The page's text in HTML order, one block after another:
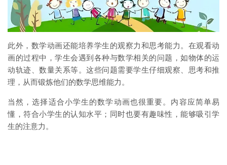
此外，数学动画还能培养学生的观察力和思考能力。在观看动
画的过程中，学生会遇到各种与数学相关的问题，如物体的运
动轨迹、数量关系等。这些问题需要学生仔细观察、思考和推
理，从而锻炼他们的数学思维能力。
当然，选择适合小学生的数学动画也很重要。内容应简单易
懂，符合小学生的认知水平；同时也要有趣味性，能够吸引学
生的注意力。